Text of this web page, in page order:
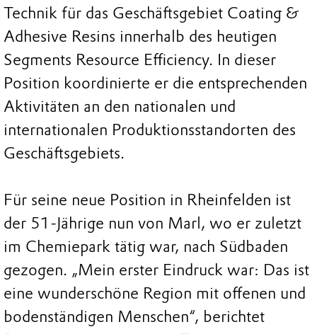
Technik für das Geschäftsgebiet Coating &
Adhesive Resins innerhalb des heutigen
Segments Resource Efficiency. In dieser
Position koordinierte er die entsprechenden
Aktivitäten an den nationalen und
internationalen Produktionsstandorten des
Geschäftsgebiets.
Für seine neue Position in Rheinfelden ist
der 51-Jährige nun von Marl, wo er zuletzt
im Chemiepark tätig war, nach Südbaden
gezogen. „Mein erster Eindruck war: Das ist
eine wunderschöne Region mit offenen und
bodenständigen Menschen“, berichtet